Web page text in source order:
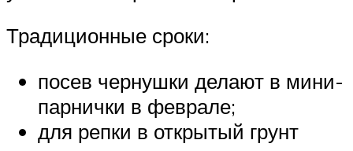
Традиционные сроки:
посев чернушки делают в мини-
парнички в феврале;
для репки в открытый грунт